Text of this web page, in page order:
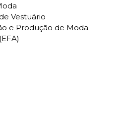
Vestuário
e Produção de Moda